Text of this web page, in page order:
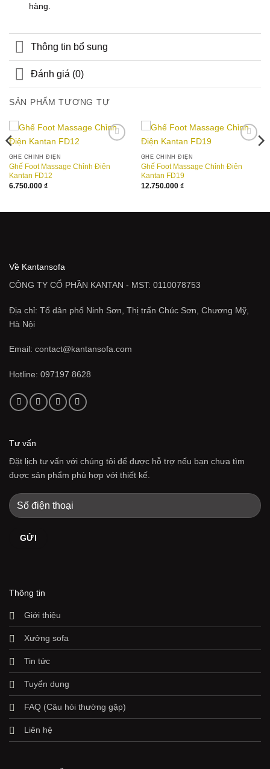
hàng.
Thông tin bổ sung
Đánh giá (0)
SẢN PHẨM TƯƠNG TỰ
GHẾ CHỈNH ĐIỆN
Ghế Foot Massage Chỉnh Điện
Kantan FD12
6.750.000 ₫
GHẾ CHỈNH ĐIỆN
Ghế Foot Massage Chỉnh Điện
Kantan FD19
12.750.000 ₫
Về Kantansofa
CÔNG TY CỔ PHẦN KANTAN - MST: 0110078753
Địa chỉ: Tổ dân phố Ninh Sơn, Thị trấn Chúc Sơn, Chương Mỹ,
Hà Nội
Email: contact@kantansofa.com
Hotline: 097197 8628
Thông tin
Giới thiệu
Xưởng sofa
Tin tức
Tuyển dụng
FAQ (Câu hỏi thường gặp)
Liên hệ
Tư vấn
Đặt lịch tư vấn với chúng tôi để được hỗ trợ nếu bạn chưa tìm
được sản phẩm phù hợp với thiết kế.